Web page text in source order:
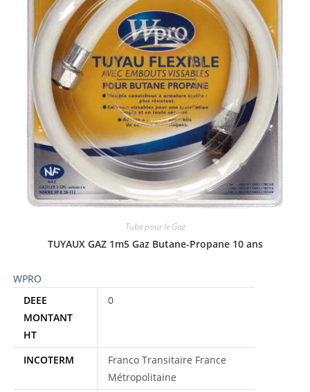
Tube pour le Gaz
TUYAUX GAZ 1m5 Gaz Butane-Propane 10 ans
WPRO
DEEE
MONTANT
HT
0
INCOTERM
Franco Transitaire France
Métropolitaine